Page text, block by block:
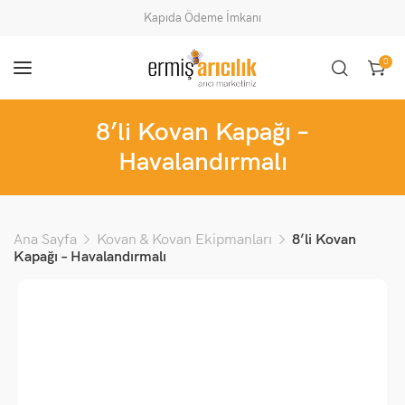
Kapıda Ödeme İmkanı
0
8’li Kovan Kapağı –
Havalandırmalı
Ana Sayfa Kovan & Kovan Ekipmanları
8’li Kovan
Kapağı – Havalandırmalı